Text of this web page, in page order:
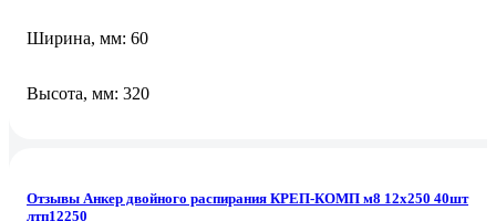
Ширина, мм: 60
Высота, мм: 320
Отзывы Анкер двойного распирания КРЕП-КОМП м8 12х250 40шт
лтп12250